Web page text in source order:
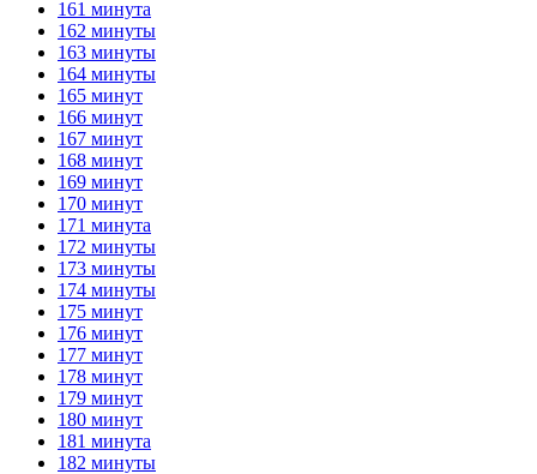
161 минута
162 минуты
163 минуты
164 минуты
165 минут
166 минут
167 минут
168 минут
169 минут
170 минут
171 минута
172 минуты
173 минуты
174 минуты
175 минут
176 минут
177 минут
178 минут
179 минут
180 минут
181 минута
182 минуты